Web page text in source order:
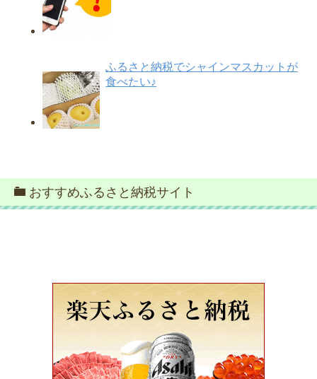
ふるさと納税でシャインマスカットが
食べたい♪
おすすめふるさと納税サイト